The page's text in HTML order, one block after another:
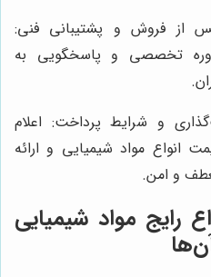
از فروش و پشتیبانی فنی:
تخصصی و پاسخگویی به
و شرایط پرداخت: اعلام
انواع مواد شیمیایی و ارائه
و امن.
رایج مواد شیمیایی